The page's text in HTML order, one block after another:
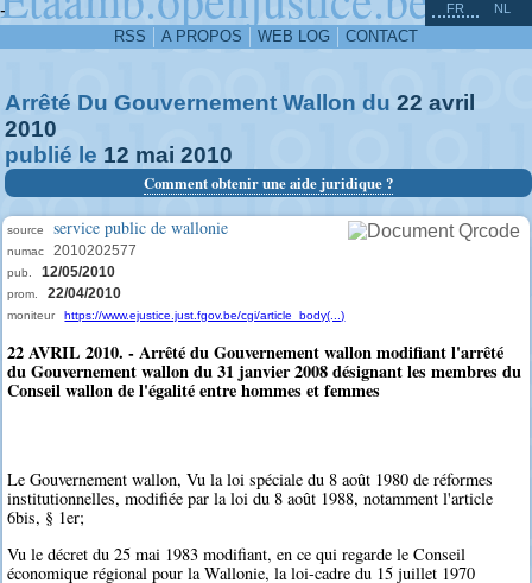
-
RSS A PROPOS WEB LOG CONTACT
FR NL
Arrêté Du Gouvernement Wallon du 22 avril
2010
publié le 12 mai 2010
Comment obtenir une aide juridique ?
source service public de wallonie
numac 2010202577
pub. 12/05/2010
prom. 22/04/2010
moniteur https://www.ejustice.just.fgov.be/cgi/article_body(...)
22 AVRIL 2010. - Arrêté du Gouvernement wallon modifiant l'arrêté
du Gouvernement wallon du 31 janvier 2008 désignant les membres du
Conseil wallon de l'égalité entre hommes et femmes
Le Gouvernement wallon, Vu la loi spéciale du 8 août 1980 de réformes
institutionnelles, modifiée par la loi du 8 août 1988, notamment l'article
6bis, § 1er;
Vu le décret du 25 mai 1983 modifiant, en ce qui regarde le Conseil
économique régional pour la Wallonie, la loi-cadre du 15 juillet 1970
^